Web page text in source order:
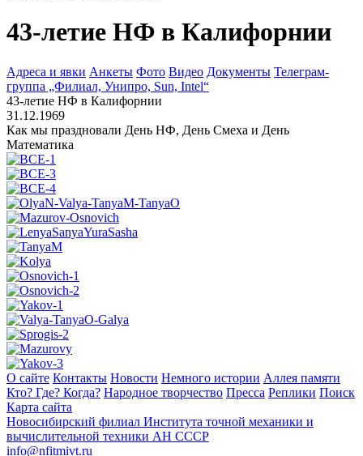
43-летие НФ в Калифорнии
Адреса и явки Анкеты Фото Видео Документы Телеграм-
группа „Филиал, Унипро, Sun, Intel“
43-летие НФ в Калифорнии
31.12.1969
Как мы праздновали День НФ, День Смеха и День
Математика
О сайте Контакты Новости Немного истории Аллея памяти
Кто? Где? Когда? Народное творчество Пресса Реплики Поиск
Карта сайта
Новосибирский филиал Института точной механики и
вычислительной техники АН СССР
info@nfitmivt.ru